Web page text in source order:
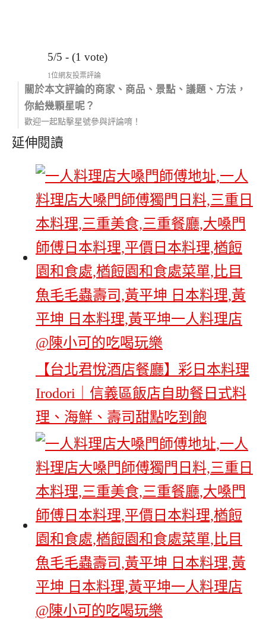
5/5 - (1 vote)
1位網友投票評論
關於本文評論的商家、商品、景點、議題、方法，
你給幾顆星呢？
歡迎一起點擊星號參與評論唷！
延伸閱讀
【台北君悅酒店餐廳】彩日本料理
Irodori｜信義區飯店自助餐日式料
理、海鮮、壽司甜點吃到飽